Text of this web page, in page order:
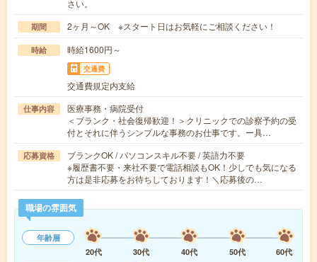
さい。
期間 2ヶ月～OK ※スタート日はお気軽にご相談ください！
時給 時給1600円～
交通費
交通費規定内支給
仕事内容
医療事務・病院受付
＜ブランク・社会復帰歓迎！＞クリニックでの診察予約の受
付とそれに伴うシンプルな事務のお仕事です。ー具…
応募資格
ブランクOK / パソコンスキル不要 / 英語力不要
※履歴書不要・来社不要で電話相談もOK！少しでも気になる
方は是非応募をお待ちしております！＼応募後の…
職場の雰囲気
年齢層
20代
30代 40代 50代
60代